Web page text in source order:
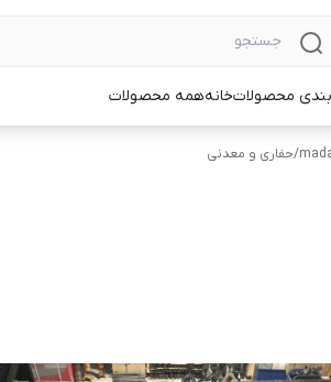
محصولاتخانههمه محصولات
/حفاری و معدنی